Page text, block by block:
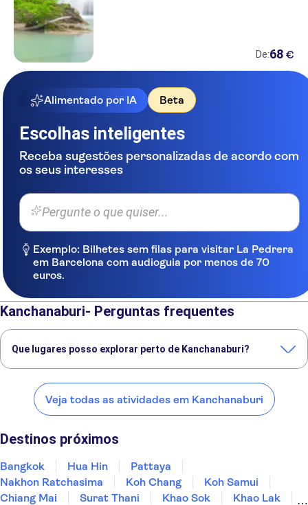
De:68 €
Alimentado por IA Beta
Escolhas inteligentes
Receba sugestões personalizadas de acordo com
os seus interesses
Pergunte o que quiser...
Exemplo: Bilhetes sem filas para visitar La Pedrera
em Barcelona com audioguia por menos de 70
euros.
Kanchanaburi- Perguntas frequentes
Que lugares posso explorar perto de Kanchanaburi?
Kanchanaburi:
Bangkok Hua Hin
Veja todas as atividades em Kanchanaburi
Destinos próximos
Bangkok Hua Hin
Pattaya
Nakhon Ratchasima
Koh Chang
Koh Samui
Chiang Mai
Surat Thani Khao Sok
Khao Lak